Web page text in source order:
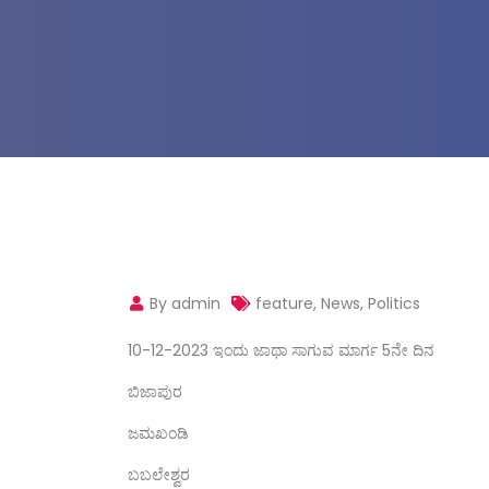
By admin feature, News, Politics
10-12-2023 ಇಂದು ಜಾಥಾ ಸಾಗುವ ಮಾರ್ಗ 5ನೇ ದಿನ
ಬಿಜಾಪುರ
ಜಮಖಂಡಿ
ಬಬಲೇಶ್ವರ